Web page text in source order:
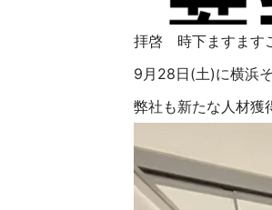
拝啓 時下ますます
9月28日(土)に横浜
弊社も新たな人材獲